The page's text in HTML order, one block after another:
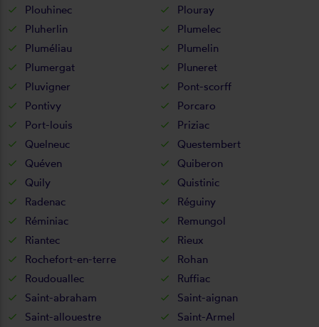
Plouhinec
Plouray
Pluherlin
Plumelec
Pluméliau
Plumelin
Plumergat
Pluneret
Pluvigner
Pont-scorff
Pontivy
Porcaro
Port-louis
Priziac
Quelneuc
Questembert
Quéven
Quiberon
Quily
Quistinic
Radenac
Réguiny
Réminiac
Remungol
Riantec
Rieux
Rochefort-en-terre
Rohan
Roudouallec
Ruffiac
Saint-abraham
Saint-aignan
Saint-allouestre
Saint-Armel